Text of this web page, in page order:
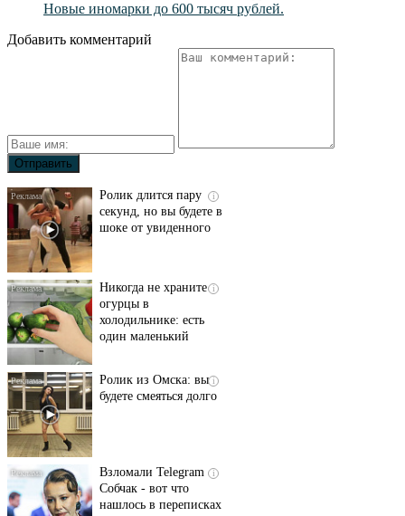
Новые иномарки до 600 тысяч рублей.
Добавить комментарий
i
Ролик длится пару
секунд, но вы будете в
шоке от увиденного
i
Никогда не храните
огурцы в
холодильнике: есть
один маленький
i
Ролик из Омска: вы
будете смеяться долго
i
Взломали Telegram
Собчак - вот что
нашлось в переписках